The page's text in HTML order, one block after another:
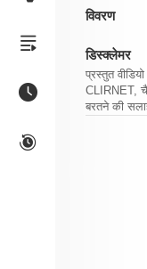
विवरण
डिस्क्लेमर
प्रस्तुत
CLIRNET,
बरतने की